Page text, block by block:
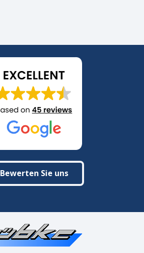
Bewerten Sie uns